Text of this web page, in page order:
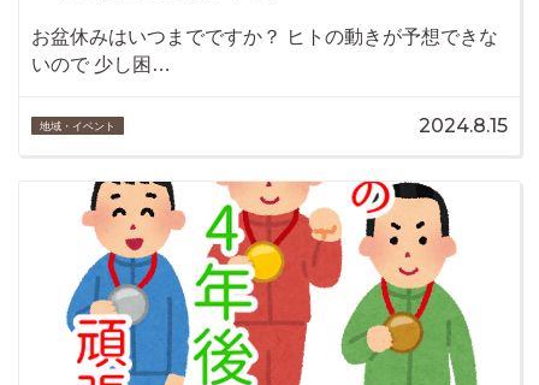
お盆休みはいつまでですか？ ヒトの動きが予想できな
いので 少し困…
地域・イベント 2024.8.15